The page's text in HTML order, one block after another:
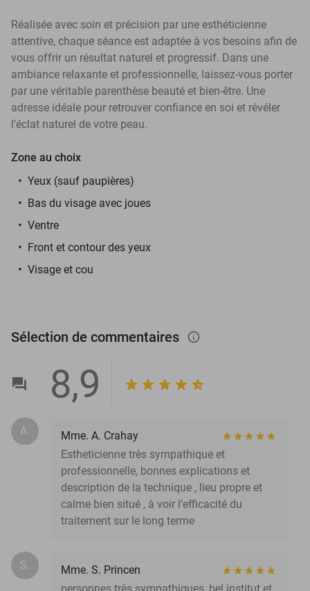
Réalisée avec soin et précision par une esthéticienne
attentive, chaque séance est adaptée à vos besoins afin de
vous offrir un résultat naturel et progressif. Dans une
ambiance relaxante et professionnelle, laissez-vous porter
par une véritable parenthèse beauté et bien-être. Une
adresse idéale pour retrouver confiance en soi et révéler
l’éclat naturel de votre peau.
Zone au choix
Yeux (sauf paupières)
Bas du visage avec joues
Ventre
Front et contour des yeux
Visage et cou
Sélection de commentaires info_outlined
8,9
A.
Mme. A. Crahay
Estheticienne très sympathique et
professionnelle, bonnes explications et
description de la technique , lieu propre et
calme bien situé , à voir l’efficacité du
traitement sur le long terme
S.
Mme. S. Princen